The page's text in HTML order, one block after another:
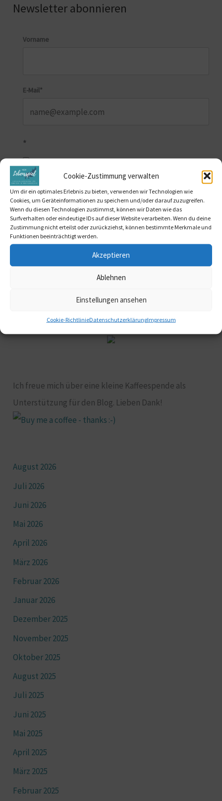
Cookie-Zustimmung verwalten
Um dir ein optimales Erlebnis zu bieten, verwenden wir Technologien wie
Cookies, um Geräteinformationen zu speichern und/oder darauf zuzugreifen.
Wenn du diesen Technologien zustimmst, können wir Daten wie das
Surfverhalten oder eindeutige IDs auf dieser Website verarbeiten. Wenn du deine
Zustimmung nicht erteilst oder zurückziehst, können bestimmte Merkmale und
Funktionen beeinträchtigt werden.
Akzeptieren
Ablehnen
Einstellungen ansehen
Cookie-RichtlinieDatenschutzerklärungImpressum
Newsletter abonnieren
Vorname
E-Mail*
*
Ja, ich stimme der Speicherung und Verarbeitung meiner
Daten durch mein-lebensspiel.de zu, damit ich nie mehr
relevante Informationen, News, Stories und Angebote von
mein-lebensspiel.de verpasse.
Speicherung Deiner Daten findest Du in der
Datenschutzerklärung.
Ich möchte mich zum Newsletter anmelden
Ich freue mich über eine kleine Kaffeespende als
Unterstützung für den Blog. Lieben Dank!
August 2026
Juli 2026
Juni 2026
Mai 2026
April 2026
März 2026
Februar 2026
Januar 2026
Dezember 2025
November 2025
Oktober 2025
August 2025
Juli 2025
Juni 2025
Mai 2025
April 2025
März 2025
Februar 2025